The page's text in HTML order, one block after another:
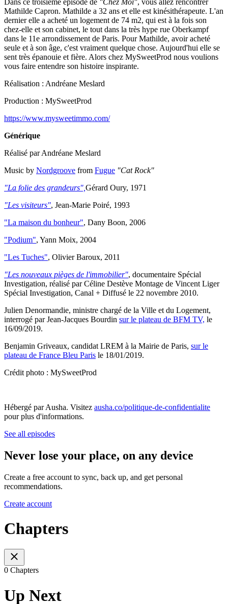
Mathilde Capron. Mathilde a 32 ans et elle est kinésithérapeute. L'an
dernier elle a acheté un logement de 74 m2, qui est à la fois son
chez-elle et son cabinet, le tout dans la très hype rue Oberkampf
dans le 11e arrondissement de Paris. Pour Mathilde, avoir acheté
seule et à son âge, c'est vraiment quelque chose. Aujourd'hui elle se
sent très épanouie et fière. Alors chez MySweetProd nous voulions
vous faire entendre son histoire inspirante.
Réalisation : Andréane Meslard
Production : MySweetProd
https://www.mysweetimmo.com/
Générique
Réalisé par Andréane Meslard
Music by Nordgroove from Fugue "Cat Rock"
"La folie des grandeurs", Gérard Oury, 1971
"Les visiteurs", Jean-Marie Poiré, 1993
"La maison du bonheur", Dany Boon, 2006
"Podium", Yann Moix, 2004
"Les Tuches", Olivier Baroux, 2011
"Les nouveaux pièges de l'immobilier", documentaire Spécial
Investigation, réalisé par Céline Destève Montage de Vincent Liger
Spécial Investigation, Canal + Diffusé le 22 novembre 2010.
Julien Denormandie, ministre chargé de la Ville et du Logement,
interrogé par Jean-Jacques Bourdin sur le plateau de BFM TV, le
16/09/2019.
Benjamin Griveaux, candidat LREM à la Mairie de Paris, sur le
plateau de France Bleu Paris le 18/01/2019.
Crédit photo : MySweetProd
Hébergé par Ausha. Visitez ausha.co/politique-de-confidentialite
pour plus d'informations.
See all episodes
Never lose your place, on any device
Create a free account to sync, back up, and get personal
recommendations.
Create account
Chapters
0 Chapters
Up Next